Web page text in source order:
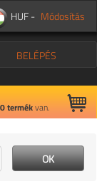
HUF - Módosítás
BELÉPÉS
0termékvan.